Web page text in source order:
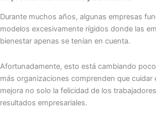
Durante muchos años, algunas empresas
modelos excesivamente rígidos donde las
bienestar apenas se tenían en cuenta.
Afortunadamente, esto está cambiando
más organizaciones comprenden que cuidar
mejora no solo la felicidad de los
resultados empresariales.